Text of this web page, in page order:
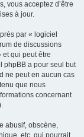
vous acceptez d’être
à jour.
par « logiciel
de discussions
et qui peut être
phpBB a pour seul but
ne peut en aucun cas
que nous
concernant
abusif, obscène,
etc. qui pourrait